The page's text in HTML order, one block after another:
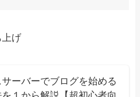
げ
ーバーでブログを始める